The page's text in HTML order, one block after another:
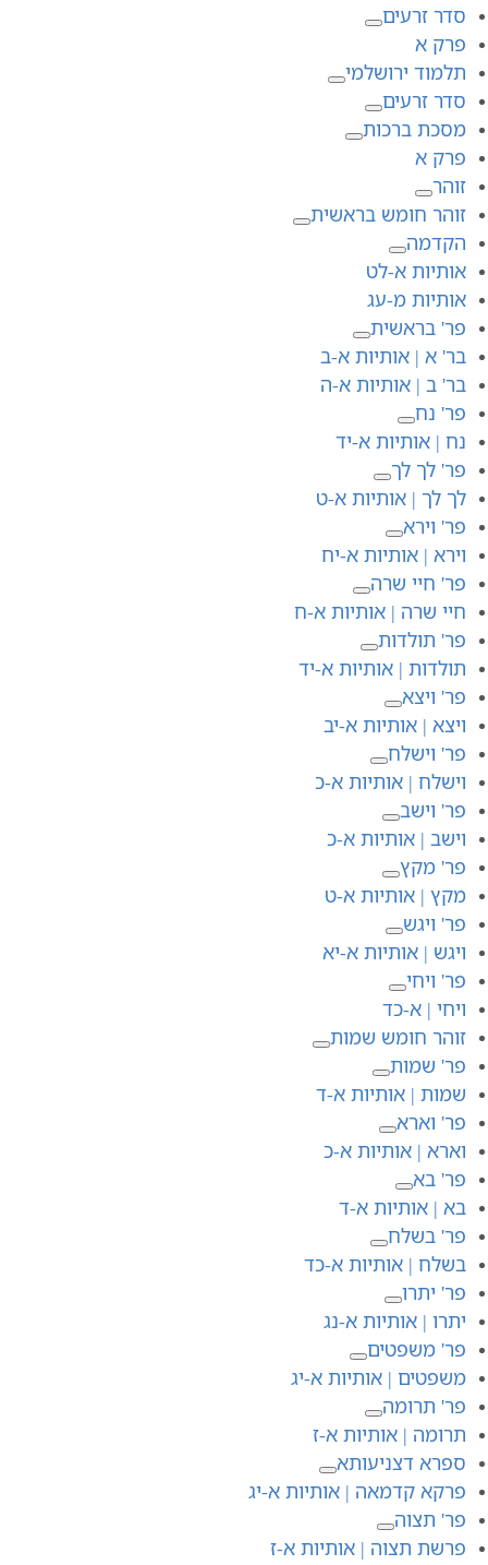
סדר זרעים
פרק א
תלמוד ירושלמי
סדר זרעים
מסכת ברכות
פרק א
זוהר
זוהר חומש בראשית
הקדמה
אותיות א-לט
אותיות מ-עג
פר' בראשית
בר' א | אותיות א-ב
בר' ב | אותיות א-ה
פר' נח
נח | אותיות א-יד
פר' לך לך
לך לך | אותיות א-ט
פר' וירא
וירא | אותיות א-יח
פר' חיי שרה
חיי שרה | אותיות א-ח
פר' תולדות
תולדות | אותיות א-יד
פר' ויצא
ויצא | אותיות א-יב
פר' וישלח
וישלח | אותיות א-כ
פר' וישב
וישב | אותיות א-כ
פר' מקץ
מקץ | אותיות א-ט
פר' ויגש
ויגש | אותיות א-יא
פר' ויחי
ויחי | א-כד
זוהר חומש שמות
פר' שמות
שמות | אותיות א-ד
פר' וארא
וארא | אותיות א-כ
פר' בא
בא | אותיות א-ד
פר' בשלח
בשלח | אותיות א-כד
פר' יתרו
יתרו | אותיות א-נג
פר' משפטים
משפטים | אותיות א-יג
פר' תרומה
תרומה | אותיות א-ז
ספרא דצניעותא
פרקא קדמאה | אותיות א-יג
פר' תצוה
פרשת תצוה | אותיות א-ז